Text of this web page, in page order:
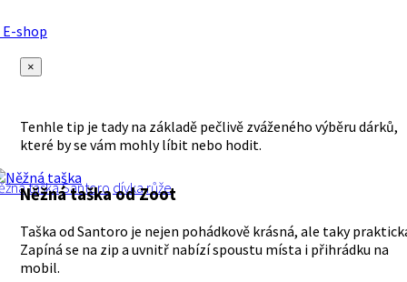
shop
×
Tenhle tip je tady na základě pečlivě zváženého výběru dárků,
které by se vám mohly líbit nebo hodit.
taškaSantoro dívkarůže
Něžná taška od Zoot
Taška od Santoro je nejen pohádkově krásná, ale taky
Zapíná se na zip a uvnitř nabízí spoustu místa i přihrádku na
mobil.